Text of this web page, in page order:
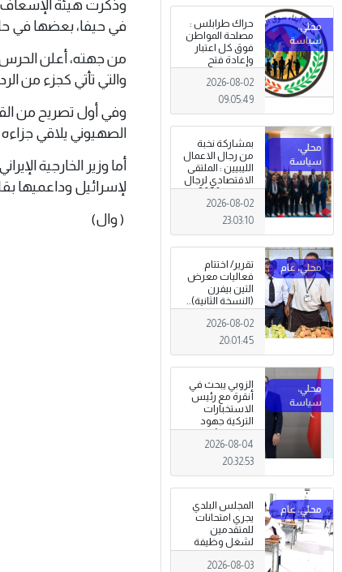
حراك طرابلس :
مصلحة المواطن
فوق كل اعتبار
وإعادة فتح
المؤسسات
جاءت استجابةً
للإرادة الشعبية
2026-08-02
09:05:49
بمشاركة نخبة
من رجال الاعمال
الليبيين : الملتقى
الاقتصادي لرجال
الاعمال 2026
تبدأ فعاليات
بمدينة سرت .
2026-08-02
23:03:10
تقرير/ اختتام
فعاليات معرض
التين بيفرن
(النسخة الثانية)..
تظاهرة وطنية
وصمود
للمزارعين في
2026-08-02
20:01:45
الزوبي يبحث في
أنقرة مع رئيس
الاستخبارات
التركية جهود
توحيد المؤسسة
العسكرية على
أسس مهنية
2026-08-04
20:32:53
المجلس البلدي
يجري امتحانات
للمتقدمين
لشغل وظيفة
مختار محلة .
2026-08-03
في حيفا، بعضها في
والتي تأتي كجزء من
وفي أول تصريح من
الصهيوني يلاقي
أما وزير الخارجية
لإسرائيل وداعميها
( وال)